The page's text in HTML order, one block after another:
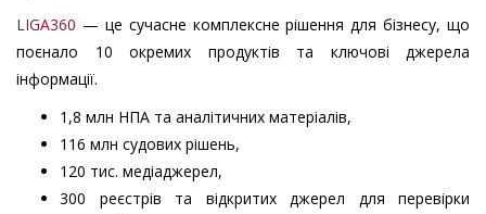
LIGA360 — це сучасне комплексне рішення для бізнесу, що
поєнало 10 окремих продуктів та ключові джерела
інформації.
1,8 млн НПА та аналітичних матеріалів,
116 млн судових рішень,
120 тис. медіаджерел,
300 реєстрів та відкритих джерел для перевірки